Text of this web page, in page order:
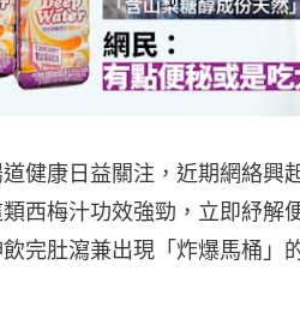
健康日益關注，近期網絡興
西梅汁功效強勁，立即紓解
完肚瀉兼出現「炸爆馬桶」